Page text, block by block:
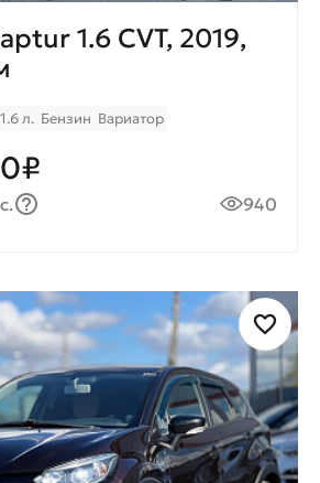
1.6 CVT, 2019,
1.6 л. Бензин Вариатор
940